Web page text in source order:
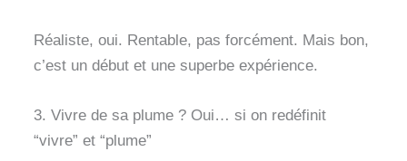
Réaliste, oui. Rentable, pas forcément. Mais bon,
c’est un début et une superbe expérience.
3. Vivre de sa plume ? Oui… si on redéfinit
“vivre” et “plume”